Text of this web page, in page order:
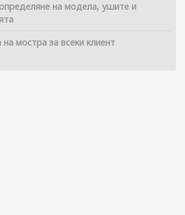
на модела, ушите и
мостра за всеки клиент